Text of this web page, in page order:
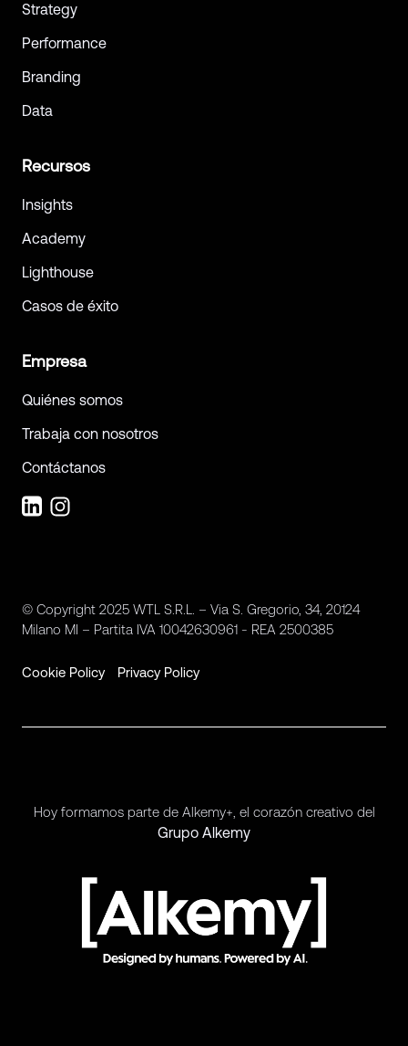
Strategy
Performance
Branding
Data
Recursos
Insights
Academy
Lighthouse
Casos de éxito
Empresa
Quiénes somos
Trabaja con nosotros
Contáctanos
© Copyright 2025 WTL S.R.L. – Via S. Gregorio, 34, 20124
Milano MI – Partita IVA 10042630961 - REA 2500385
Cookie Policy Privacy Policy
Hoy formamos parte de Alkemy+, el corazón creativo del
Grupo Alkemy